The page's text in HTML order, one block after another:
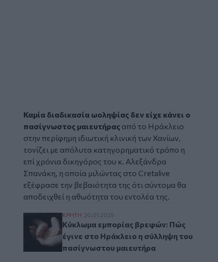
Καμία διαδικασία ωοληψίας δεν είχε κάνει ο
πασίγνωστος μαιευτήρας από το Ηράκλειο
στην περίφημη ιδιωτική κλινική των Χανίων,
τονίζει με απόλυτα κατηγορηματικό τρόπο η
επί χρόνια δικηγόρος του κ. Αλεξάνδρα
Σπανάκη, η οποία μιλώντας στο Cretalive
εξέφρασε την βεβαιότητα της ότι σύντομα θα
αποδειχθεί η αθωότητα του εντολέα της.
Κύκλωμα εμπορίας βρεφών: Πώς έγινε
ΚΡΗΤΗ 20.01.2025
Κύκλωμα εμπορίας βρεφών: Πώς
έγινε στο Ηράκλειο η σύλληψη του
πασίγνωστου μαιευτήρα